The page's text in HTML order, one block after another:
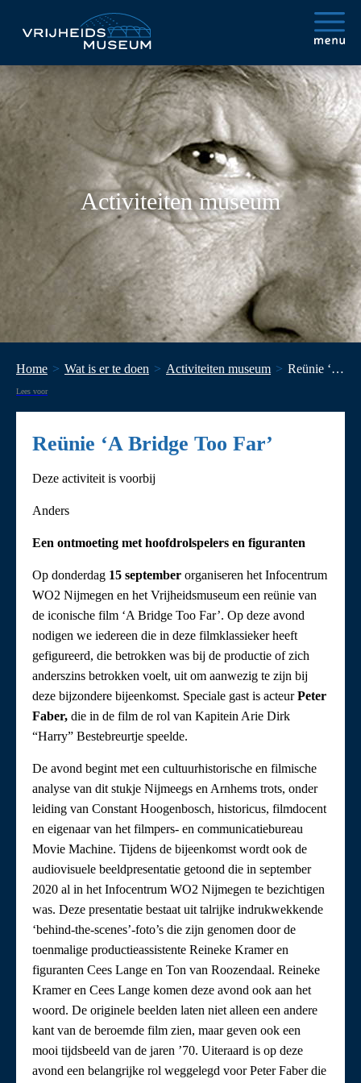
Activiteiten museum
Home Wat is er te doen Activiteiten museum Reünie ‘A Bridge Too Far’
Lees voor
Reünie ‘A Bridge Too Far’
Deze activiteit is voorbij
Anders
Een ontmoeting met hoofdrolspelers en figuranten
Op donderdag 15 september organiseren het Infocentrum
WO2 Nijmegen en het Vrijheidsmuseum een reünie van
de iconische film ‘A Bridge Too Far’. Op deze avond
nodigen we iedereen die in deze filmklassieker heeft
gefigureerd, die betrokken was bij de productie of zich
anderszins betrokken voelt, uit om aanwezig te zijn bij
deze bijzondere bijeenkomst. Speciale gast is acteurPeter
Faber, die in de film de rol van Kapitein Arie Dirk
“Harry” Bestebreurtje speelde.
De avond begint met een cultuurhistorische en filmische
analyse van dit stukje Nijmeegs en Arnhems trots, onder
leiding van Constant Hoogenbosch, historicus, filmdocent
en eigenaar van het filmpers- en communicatiebureau
Movie Machine. Tijdens de bijeenkomst wordt ook de
audiovisuele beeldpresentatie getoond die in september
2020 al in het Infocentrum WO2 Nijmegen te bezichtigen
was. Deze presentatie bestaat uit talrijke indrukwekkende
‘behind-the-scenes’-foto’s die zijn genomen door de
toenmalige productieassistente Reineke Kramer en
figuranten Cees Lange en Ton van Roozendaal. Reineke
Kramer en Cees Lange komen deze avond ook aan het
woord. De originele beelden laten niet alleen een andere
kant van de beroemde film zien, maar geven ook een
mooi tijdsbeeld van de jaren ’70. Uiteraard is op deze
avond een belangrijke rol weggelegd voor Peter Faber die